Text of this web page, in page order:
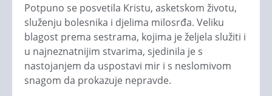
Potpuno se posvetila Kristu, asketskom životu,
služenju bolesnika i djelima milosrđa. Veliku
blagost prema sestrama, kojima je željela služiti i
u najneznatnijim stvarima, sjedinila je s
nastojanjem da uspostavi mir i s neslomivom
snagom da prokazuje nepravde.